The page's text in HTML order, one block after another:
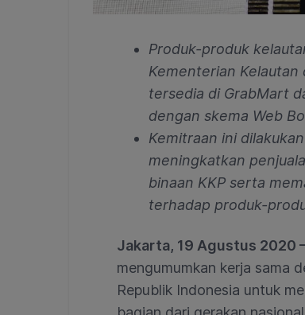
Produk-produk
Kementerian Kelautan
tersedia di GrabMart
dengan skema Web
Kemitraan ini
meningkatkan
binaan KKP serta
terhadap produk-
Jakarta, 19 Agustus 2020
mengumumkan kerja sama
Republik Indonesia untuk